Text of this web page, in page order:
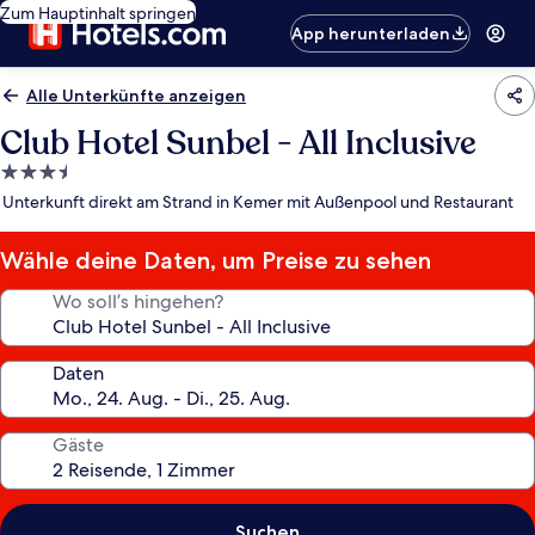
Zum Hauptinhalt springen
App herunterladen
Alle Unterkünfte anzeigen
Club Hotel Sunbel - All Inclusive
3.5-
Sterne-
Unterkunft direkt am Strand in Kemer mit Außenpool und Restaurant
Wähle deine Daten, um Preise zu sehen
Wo soll’s hingehen?
Daten
Gäste